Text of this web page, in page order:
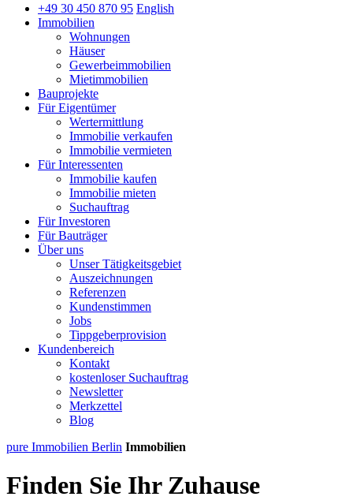
+49 30 450 870 95 English
Immobilien
Wohnungen
Häuser
Gewerbeimmobilien
Mietimmobilien
Bauprojekte
Für Eigentümer
Wertermittlung
Immobilie verkaufen
Immobilie vermieten
Für Interessenten
Immobilie kaufen
Immobilie mieten
Suchauftrag
Für Investoren
Für Bauträger
Über uns
Unser Tätigkeitsgebiet
Auszeichnungen
Referenzen
Kundenstimmen
Jobs
Tippgeberprovision
Kundenbereich
Kontakt
kostenloser Suchauftrag
Newsletter
Merkzettel
Blog
pure Immobilien Berlin Immobilien
Finden Sie Ihr Zuhause